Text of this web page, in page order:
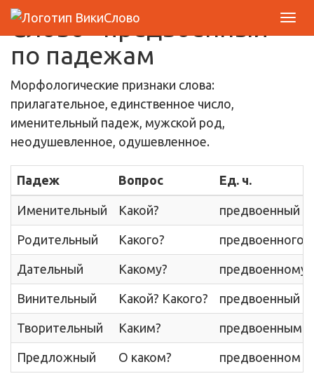
Слово «предвоенный»
по падежам
Морфологические признаки слова:
прилагательное, единственное число,
именительный падеж, мужской род,
неодушевленное, одушевленное.
Падеж Вопрос Ед. ч.
Именительный Какой? предвоенный
Родительный Какого? предвоенного
Дательный Какому? предвоенному
Винительный Какой? Какого? предвоенный
Творительный Каким? предвоенным
Предложный О каком? предвоенном